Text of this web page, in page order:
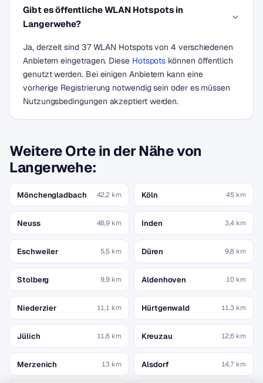
Gibt es öffentliche WLAN Hotspots in
Langerwehe?
Ja, derzeit sind 37 WLAN Hotspots von 4 verschiedenen
Anbietern eingetragen. Diese Hotspots können öffentlich
genutzt werden. Bei einigen Anbietern kann eine
vorherige Registrierung notwendig sein oder es müssen
Nutzungsbedingungen akzeptiert werden.
Weitere Orte in der Nähe von
Langerwehe:
Mönchengladbach 42,2 km Köln 45 km
Neuss 48,9 km Inden 3,4 km
Eschweiler 5,5 km Düren 9,8 km
Stolberg 9,9 km Aldenhoven 10 km
Niederzier 11,1 km Hürtgenwald 11,3 km
Jülich 11,6 km Kreuzau 12,6 km
Merzenich 13 km Alsdorf 14,7 km